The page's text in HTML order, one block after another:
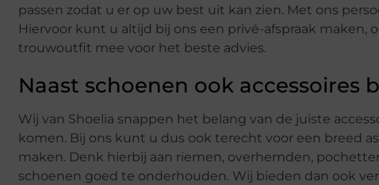
passen zodat u er op uw best uit kan zien. Met ons
Hiervoor kunt u altijd bij ons een privé-afspraak
trouwoutfit mee voor het beste advies.
Naast schoenen ook accessoires
Wij van Shoelia snappen het belang van de juiste
komen. Bij ons kunt u dus ook terecht voor een breed
maken. Denk hierbij aan riemen, overhemden,
schoenen goed te onderhouden. Wij bieden dan ook